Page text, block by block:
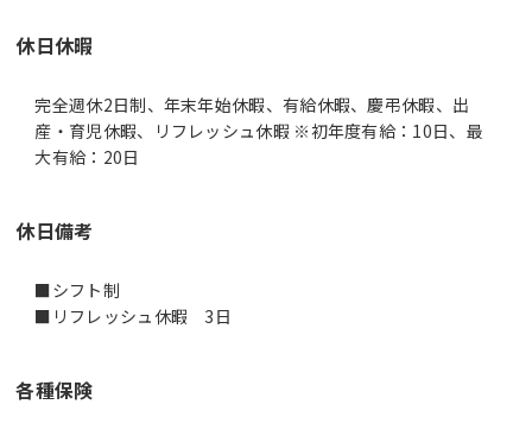
休日休暇
完全週休2日制、年末年始休暇、有給休暇、慶弔休暇、出
産・育児休暇、リフレッシュ休暇 ※初年度有給：10日、最
大有給：20日
休日備考
■シフト制
■リフレッシュ休暇 3日
各種保険